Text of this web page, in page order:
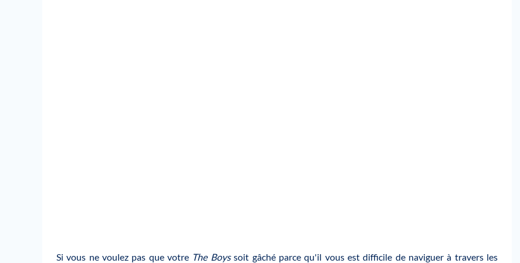
Si vous ne voulez pas que votre The Boyssoit gâché parce qu'il vous est difficile de naviguer à travers les